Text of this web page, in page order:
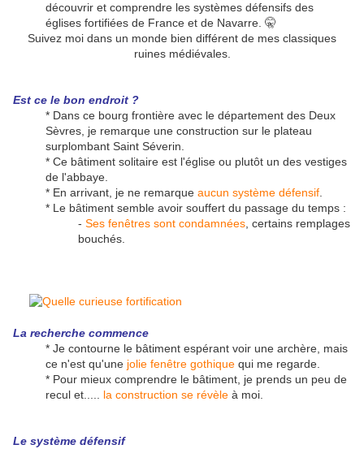
découvrir et comprendre les systèmes défensifs des
églises fortifiées de France et de Navarre. 🤫
Suivez moi dans un monde bien différent de mes classiques
ruines médiévales.
Est ce le bon endroit ?
* Dans ce bourg frontière avec le département des Deux
Sèvres, je remarque une construction sur le plateau
surplombant Saint Séverin.
* Ce bâtiment solitaire est l'église ou plutôt un des vestiges
de l'abbaye.
* En arrivant, je ne remarque aucun système défensif
* Le bâtiment semble avoir souffert du passage du temps :
- Ses fenêtres sont condamnées , certains remplages
bouchés.
La recherche commence
* Je contourne le bâtiment espérant voir une archère, mais
ce n'est qu'une jolie fenêtre gothique qui me regarde.
* Pour mieux comprendre le bâtiment, je prends un peu de
recul et..... la construction se révèle à moi.
Le système défensif